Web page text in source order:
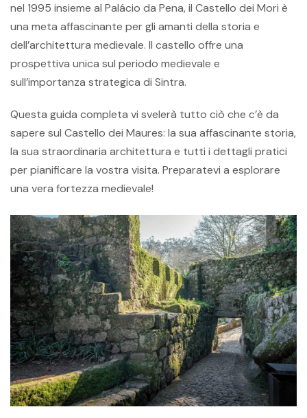
nel 1995 insieme al Palácio da Pena, il Castello dei Mori è
una meta affascinante per gli amanti della storia e
dell’architettura medievale. Il castello offre una
prospettiva unica sul periodo medievale e
sull’importanza strategica di Sintra.
Questa guida completa vi svelerà tutto ciò che c’è da
sapere sul Castello dei Maures: la sua affascinante storia,
la sua straordinaria architettura e tutti i dettagli pratici
per pianificare la vostra visita. Preparatevi a esplorare
una vera fortezza medievale!